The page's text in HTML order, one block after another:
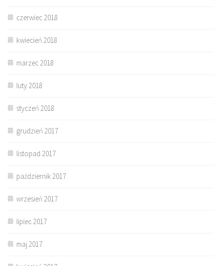
czerwiec 2018
kwiecień 2018
marzec 2018
luty 2018
styczeń 2018
grudzień 2017
listopad 2017
październik 2017
wrzesień 2017
lipiec 2017
maj 2017